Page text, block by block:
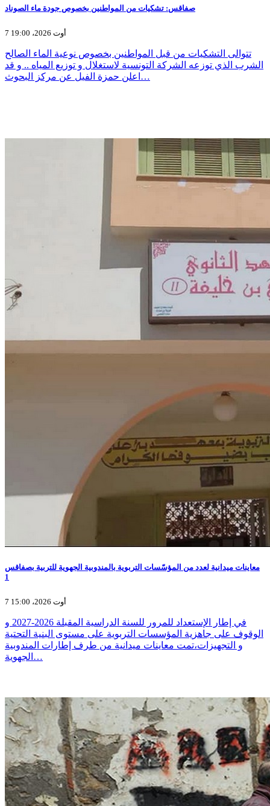
صفاقس: تشكيات من المواطنين بخصوص جودة ماء الصوناد
7 أوت 2026، 19:00
تتوالى التشكيات من قبل المواطنين بخصوص نوعية الماء الصالح
الشرب الذي توزعه الشركة التونسية لاستغلال و توزيع المياه .. و قد
اعلن حمزة الفيل عن مركز البحوث…
معاينات ميدانية لعدد من المؤسّسات التربوية بالمندوبية الجهوية للتربية بصفاقس
1
7 أوت 2026، 15:00
في إطار الإستعداد للمرور للسنة الدراسية المقبلة 2026-2027 و
الوقوف على جاهزية المؤسسات التربوية على مستوى البنية التحتية
و التجهيزات،تمت معاينات ميدانية من طرف إطارات المندوبية
الجهوية…